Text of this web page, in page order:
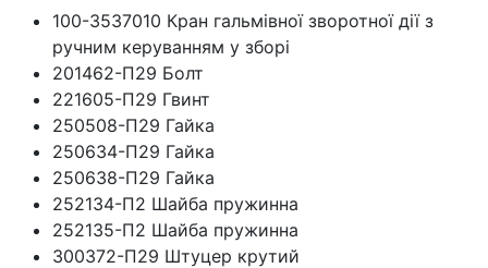
100-3537010 Кран гальмівної зворотної дії з
ручним керуванням у зборі
201462-П29 Болт
221605-П29 Гвинт
250508-П29 Гайка
250634-П29 Гайка
250638-П29 Гайка
252134-П2 Шайба пружинна
252135-П2 Шайба пружинна
300372-П29 Штуцер крутий